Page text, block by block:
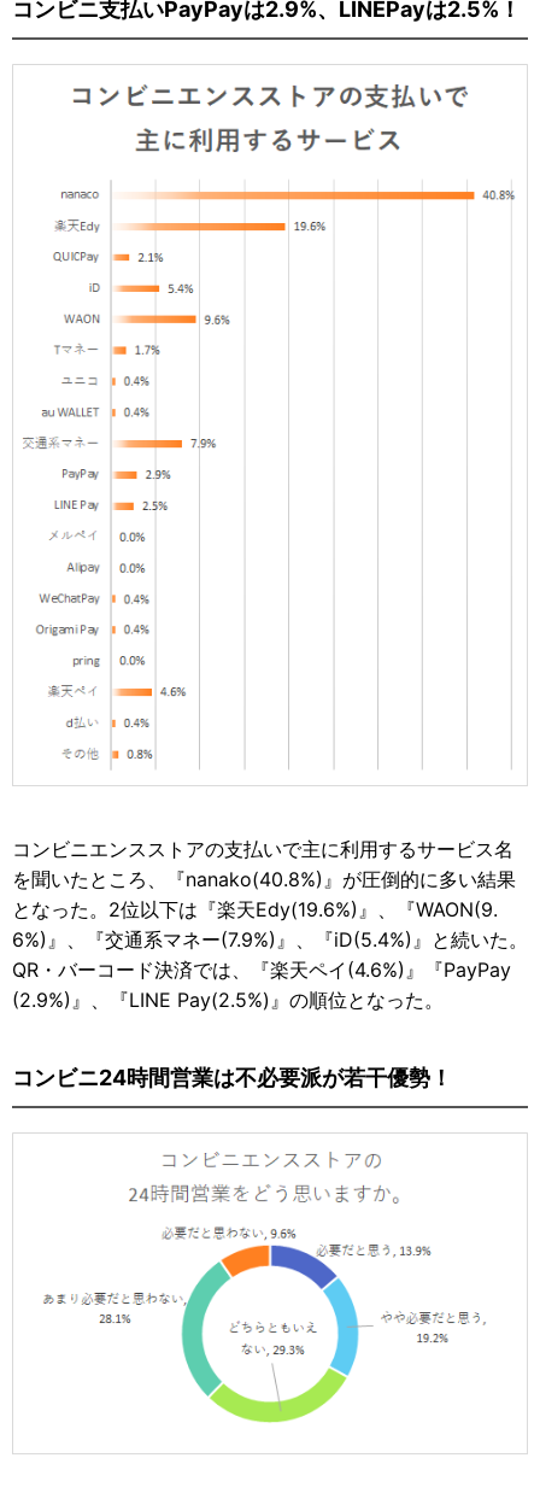
コンビニ支払いPayPayは2.9%、LINEPayは2.5%！
コンビニエンスストアの支払いで主に利用するサービス名
を聞いたところ、『nanako(40.8%)』が圧倒的に多い結果
となった。2位以下は『楽天Edy(19.6%)』、『WAON(9.
6%)』、『交通系マネー(7.9%)』、『iD(5.4%)』と続いた。
QR・バーコード決済では、『楽天ペイ(4.6%)』『PayPay
(2.9%)』、『LINE Pay(2.5%)』の順位となった。
コンビニ24時間営業は不必要派が若干優勢！